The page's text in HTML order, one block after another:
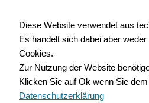
für
Diese Website verwendet aus
Es handelt sich dabei aber
Cookies.
Zur Nutzung der Website
Klicken Sie auf Ok wenn Sie
Datenschutzerklärung